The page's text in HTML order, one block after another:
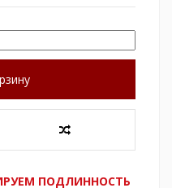
ПОДЛИННОСТЬ